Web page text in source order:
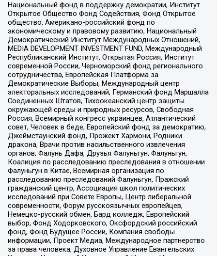
Национальный фонд в поддержку демократии, Институт
Открытое Общество Фонд Содействия, Фонд Открытое
общество, Американо-российский фонд по
экономическому и правовому развитию, Национальный
Демократический Институт Международных Отношений,
MEDIA DEVELOPMENT INVESTMENT FUND, Международный
Республиканский Институт, Открытая Россия, Институт
современной России, Черноморский фонд регионального
сотрудничества, Европейская Платформа за
Демократические Выборы, Международный центр
электоральных исследований, Германский фонд Маршалла
Соединенных Штатов, Тихоокеанский центр защиты
окружающей среды и природных ресурсов, Свободная
Россия, Всемирный конгресс украинцев, Атлантический
совет, Человек в беде, Европейский фонд за демократию,
Джеймстаунский фонд, Прожект Хармони, Родники
дракона, Врачи против насильственного извлечения
органов, Фалунь Дафа, Друзья Фалуньгун, Фалуньгун,
Коалиция по расследованию преследования в отношении
Фалуньгун в Китае, Всемирная организация по
расследованию преследований Фалуньгун, Пражский
гражданский центр, Ассоциация школ политических
исследований при Совете Европы, Центр либеральной
современности, Форум русскоязычных европейцев,
Немецко-русский обмен, Бард колледж, Европейский
выбор, Фонд Ходорковского, Оксфордский российский
фонд, Фонд Будущее России, Компания свободы
информации, Проект Медиа, Международное партнерство
за права человека, Духовное Управление Евангельских